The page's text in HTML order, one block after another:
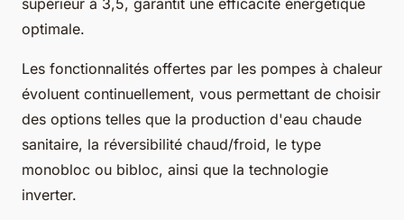
optimale.
Les fonctionnalités offertes par les pompes à chaleur
évoluent continuellement, vous permettant de choisir
des options telles que la production d'eau chaude
sanitaire, la réversibilité chaud/froid, le type
monobloc ou bibloc, ainsi que la technologie
inverter.